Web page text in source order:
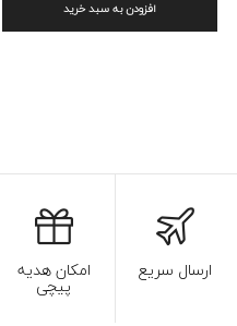
افزودن به سبد خرید
ارسال سریع امکان هدیه
پیچی